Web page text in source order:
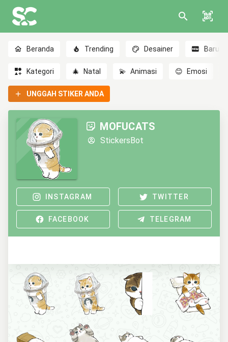
Beranda Trending Desainer Baru
Kategori 🎄 Natal 💫 Animasi 😊 Emosi
UNGGAH STIKER ANDA
MOFUCATS
StickersBot
INSTAGRAM TWITTER
FACEBOOK TELEGRAM